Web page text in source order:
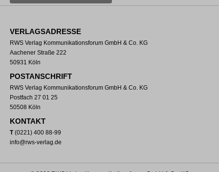
VERLAGSADRESSE
RWS Verlag Kommunikationsforum GmbH & Co. KG
Aachener Straße 222
50931 Köln
POSTANSCHRIFT
RWS Verlag Kommunikationsforum GmbH & Co. KG
Postfach 27 01 25
50508 Köln
KONTAKT
T(0221) 400 88-99
info@rws-verlag.de